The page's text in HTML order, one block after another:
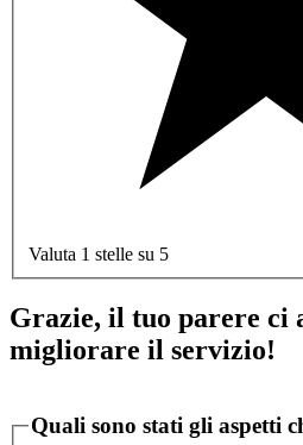
Valuta 1 stelle su 5
Grazie, il tuo parere ci
migliorare il servizio!
Quali sono stati gli aspetti